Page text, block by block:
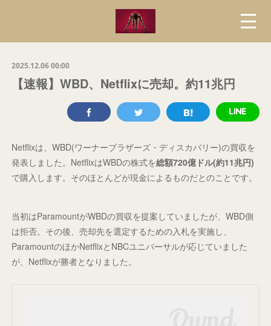
2025.12.06 00:00
【速報】WBD、Netflixに売却。約11兆円
Netflixは、WBD(ワーナーブラザーズ・ディスカバリー)の買収を
発表しました。NetflixはWBDの株式を総額720億ドル(約11兆円)
で購入します。そのほとんどが現金によるものだとのことです。
当初はParamountがWBDの買収を提案していましたが、WBD側
は拒否。その後、売却先を選定するための入札を実施し、
ParamountのほかNetflixとNBCユニバーサルが応じていました
が、Netflixが勝者となりました。